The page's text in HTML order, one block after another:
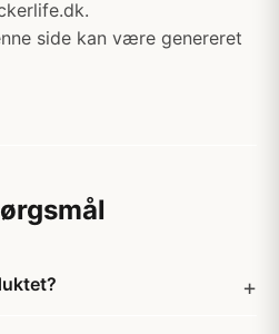
side kan være genereret